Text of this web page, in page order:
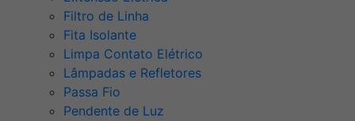
Filtro de Linha
Fita Isolante
Limpa Contato Elétrico
Lâmpadas e Refletores
Passa Fio
Pendente de Luz